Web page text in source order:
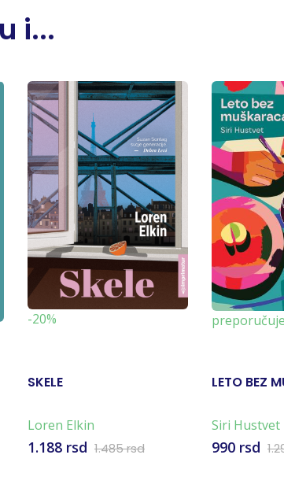
i...
-20%
SKELE
Loren Elkin
1.188 rsd 1.485 rsd
LETO BEZ
Siri Hustvet
990 rsd